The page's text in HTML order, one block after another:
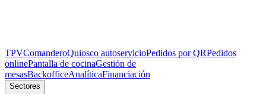
TPVComanderoQuiosco autoservicioPedidos por QRPedidos
onlinePantalla de cocinaGestión de
mesasBackofficeAnalíticaFinanciación
Sectores